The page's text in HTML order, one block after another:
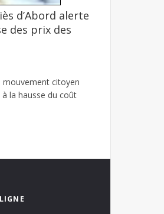
Par Ndiamé
sociaux,
d’Abord alerte
des prix des
mouvement citoyen
à la hausse du coût